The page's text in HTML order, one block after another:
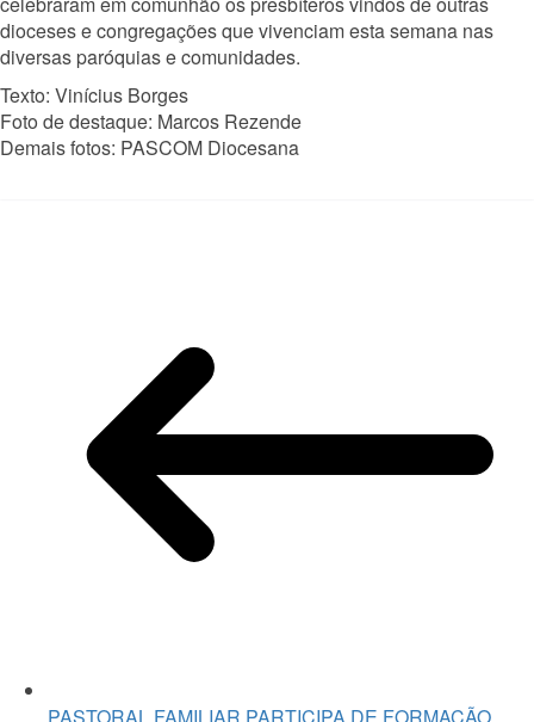
dioceses e congregações que vivenciam esta semana nas
diversas paróquias e comunidades.
Texto: Vinícius Borges
Foto de destaque: Marcos Rezende
Demais fotos: PASCOM Diocesana
PASTORAL FAMILIAR PARTICIPA DE FORMAÇÃO